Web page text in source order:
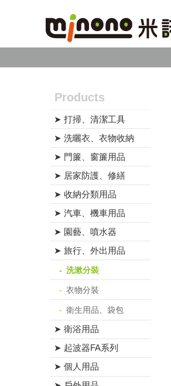
Products
➤ 打掃、清潔工具
➤ 洗曬衣、衣物收納
➤ 門簾、窗簾用品
➤ 居家防護、修繕
➤ 收納分類用品
➤ 汽車、機車用品
➤ 園藝、噴水器
➤ 旅行、外出用品
洗漱分裝
衣物分裝
衛生用品、袋包
➤ 衛浴用品
➤ 起波器FA系列
➤ 個人用品